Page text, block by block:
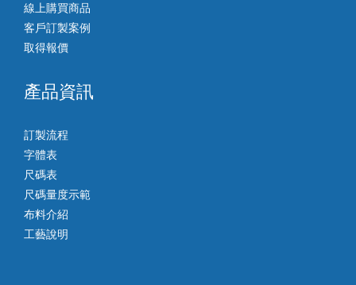
線上購買商品
客戶訂製案例
取得報價
產品資訊
訂製流程
字體表
尺碼表
尺碼量度示範
布料介紹
工藝說明